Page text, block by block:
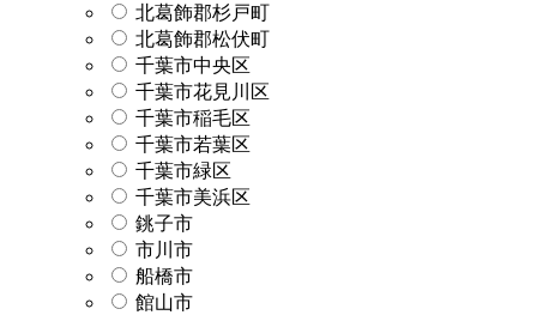
北葛飾郡杉戸町
北葛飾郡松伏町
千葉市中央区
千葉市花見川区
千葉市稲毛区
千葉市若葉区
千葉市緑区
千葉市美浜区
銚子市
市川市
船橋市
館山市